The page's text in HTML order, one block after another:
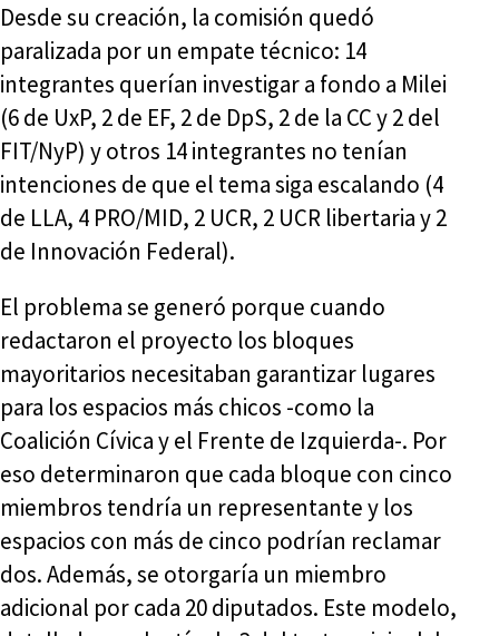
Desde su creación, la comisión quedó
paralizada por un empate técnico: 14
integrantes querían investigar a fondo a Milei
(6 de UxP, 2 de EF, 2 de DpS, 2 de la CC y 2 del
FIT/NyP) y otros 14 integrantes no tenían
intenciones de que el tema siga escalando (4
de LLA, 4 PRO/MID, 2 UCR, 2 UCR libertaria y 2
de Innovación Federal).
El problema se generó porque cuando
redactaron el proyecto los bloques
mayoritarios necesitaban garantizar lugares
para los espacios más chicos -como la
Coalición Cívica y el Frente de Izquierda-. Por
eso determinaron que cada bloque con cinco
miembros tendría un representante y los
espacios con más de cinco podrían reclamar
dos. Además, se otorgaría un miembro
adicional por cada 20 diputados. Este modelo,